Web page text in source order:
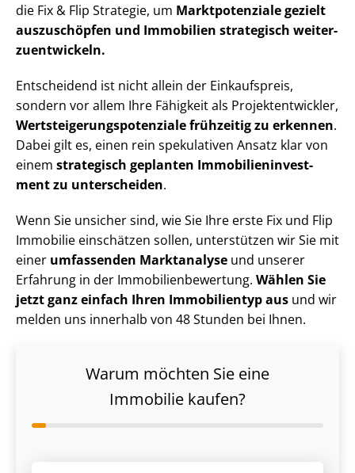
die Fix & Flip Strategie, um Marktpotenziale gezielt
auszuschöpfen und Immobilien strategisch wei­ter­
zu­ent­wi­ckeln.
Entscheidend ist nicht allein der Einkaufspreis,
sondern vor allem Ihre Fähigkeit als Pro­jekt­ent­wick­ler,
Wert­stei­ge­rungs­po­ten­zia­le frühzeitig zu erkennen.
Dabei gilt es, einen rein spekulativen Ansatz klar von
einem strategisch geplanten Im­mo­bi­li­en­in­vest­
ment zu unterscheiden.
Wenn Sie unsicher sind, wie Sie Ihre erste Fix und Flip
Immobilie einschätzen sollen, unterstützen wir Sie mit
einer umfassenden Marktanalyse und unserer
Erfahrung in der Im­mo­bi­li­en­be­wer­tung. Wählen Sie
jetzt ganz einfach Ihren Immobilientyp aus und wir
melden uns innerhalb von 48 Stunden bei Ihnen.
Warum möchten Sie eine
Immobilie kaufen?